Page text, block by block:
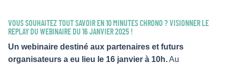
VOUS SOUHAITEZ TOUT SAVOIR EN 10 MINUTES CHRONO ? VISIONNER LE
REPLAY DU WEBINAIRE DU 16 JANVIER 2025 !
Un webinaire destiné aux partenaires et futurs
organisateurs a eu lieu le 16 janvier à 10h.Au